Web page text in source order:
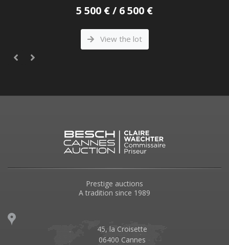
5 500 € / 6 500 €
View the lot
Prestige auctions
A tradition since 1989
45, la Croisette
06400 Cannes